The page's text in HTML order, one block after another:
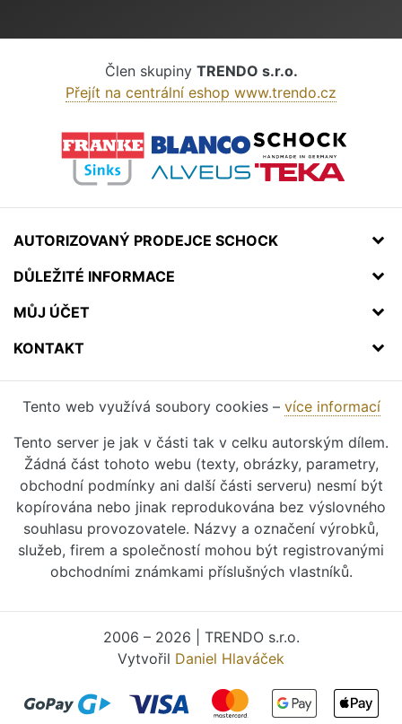
Člen skupiny TRENDO s.r.o.
Přejít na centrální eshop www.trendo.cz
AUTORIZOVANÝ PRODEJCE SCHOCK
DŮLEŽITÉ INFORMACE
MŮJ ÚČET
KONTAKT
Tento web využívá soubory cookies – více informací
Tento server je jak v části tak v celku autorským dílem.
Žádná část tohoto webu (texty, obrázky, parametry,
obchodní podmínky ani další části serveru) nesmí být
kopírována nebo jinak reprodukována bez výslovného
souhlasu provozovatele. Názvy a označení výrobků,
služeb, firem a společností mohou být registrovanými
obchodními známkami příslušných vlastníků.
2006 – 2026 | TRENDO s.r.o.
Vytvořil Daniel Hlaváček